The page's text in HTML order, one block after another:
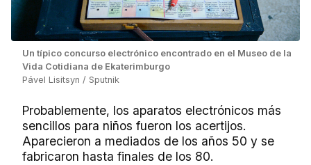
Un típico concurso electrónico encontrado en el Museo de la
Vida Cotidiana de Ekaterimburgo
Pável Lisitsyn / Sputnik
Probablemente, los aparatos electrónicos más
sencillos para niños fueron los acertijos.
Aparecieron a mediados de los años 50 y se
fabricaron hasta finales de los 80.